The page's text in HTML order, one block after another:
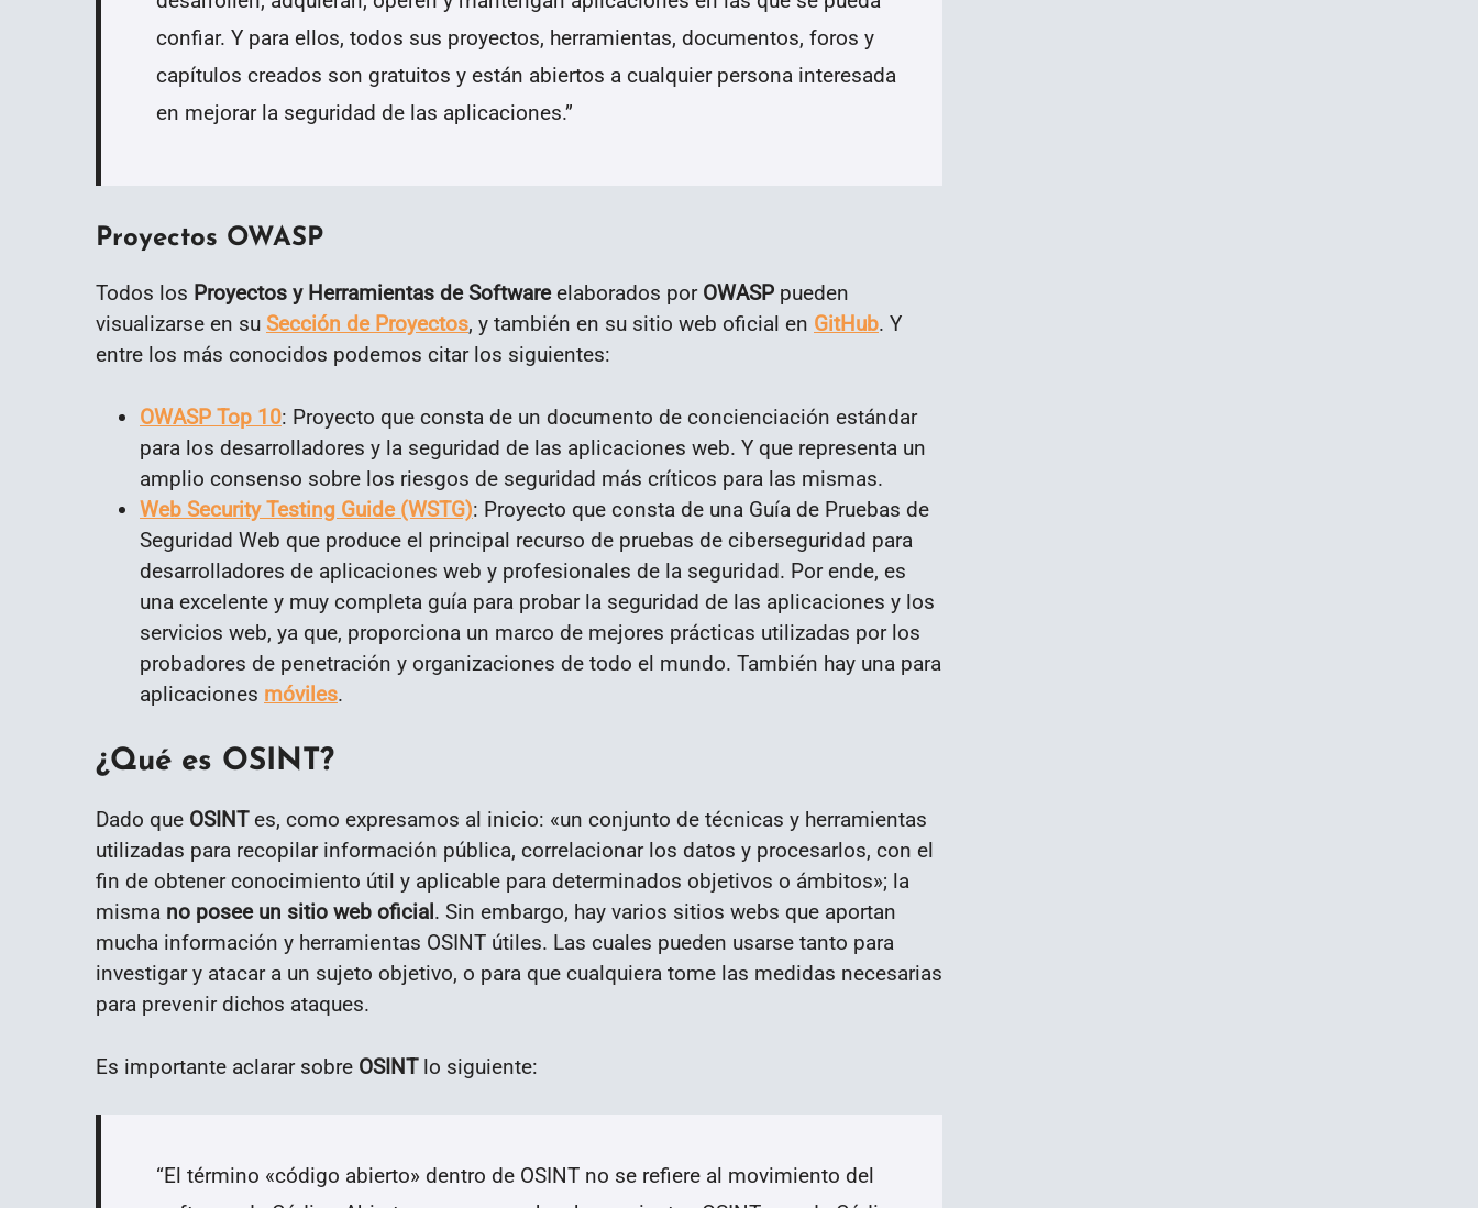
confiar. Y para ellos, todos sus proyectos, herramientas, documentos, foros y
capítulos creados son gratuitos y están abiertos a cualquier persona interesada
en mejorar la seguridad de las aplicaciones.”
Proyectos OWASP
Todos los Proyectos y Herramientas de Softwareelaborados por OWASP pueden
visualizarse en su Sección de Proyectos, y también en su sitio web oficial en GitHub. Y
entre los más conocidos podemos citar los siguientes:
OWASP Top 10: Proyecto que consta de un documento de concienciación estándar
para los desarrolladores y la seguridad de las aplicaciones web. Y que representa un
amplio consenso sobre los riesgos de seguridad más críticos para las mismas.
Web Security Testing Guide (WSTG): Proyecto que consta de una Guía de Pruebas de
Seguridad Web que produce el principal recurso de pruebas de ciberseguridad para
desarrolladores de aplicaciones web y profesionales de la seguridad. Por ende, es
una excelente y muy completa guía para probar la seguridad de las aplicaciones y los
servicios web, ya que, proporciona un marco de mejores prácticas utilizadas por los
probadores de penetración y organizaciones de todo el mundo. También hay una para
aplicaciones móviles.
¿Qué es OSINT?
Dado que OSINTes, como expresamos al inicio: «un conjunto de técnicas y herramientas
utilizadas para recopilar información pública, correlacionar los datos y procesarlos, con el
fin de obtener conocimiento útil y aplicable para determinados objetivos o ámbitos»; la
misma no posee un sitio web oficial. Sin embargo, hay varios sitios webs que aportan
mucha información y herramientas OSINT útiles. Las cuales pueden usarse tanto para
investigar y atacar a un sujeto objetivo, o para que cualquiera tome las medidas necesarias
para prevenir dichos ataques.
Es importante aclarar sobre OSINTlo siguiente:
“El término «código abierto» dentro de OSINT no se refiere al movimiento del